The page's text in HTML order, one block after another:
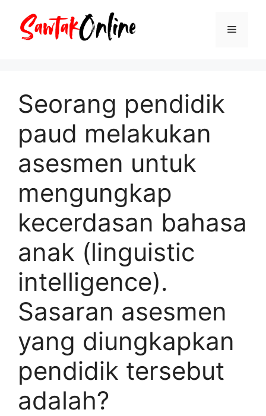
Menu
Seorang pendidik
paud melakukan
asesmen untuk
mengungkap
kecerdasan bahasa
anak (linguistic
intelligence).
Sasaran asesmen
yang diungkapkan
pendidik tersebut
adalah?